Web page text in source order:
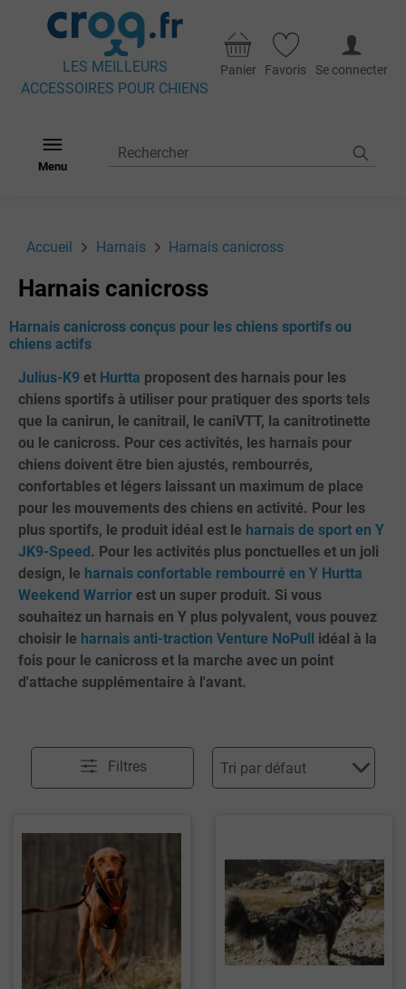
LES MEILLEURS
ACCESSOIRES POUR CHIENS
Panier Favoris Se connecter
Menu
Accueil Harnais Harnais canicross
Harnais canicross
Harnais canicross conçus pour les chiens sportifs ou
chiens actifs
Julius-K9et Hurtta proposent des harnais pour les
chiens sportifs à utiliser pour pratiquer des sports tels
que la canirun, le canitrail, le caniVTT, la canitrotinette
ou le canicross. Pour ces activités, les harnais pour
chiens doivent être bien ajustés, rembourrés,
confortables et légers laissant un maximum de place
pour les mouvements des chiens en activité. Pour les
plus sportifs, le produit idéal est le harnais de sport en Y
JK9-Speed . Pour les activités plus ponctuelles et un joli
design, le harnais confortable rembourré en Y Hurtta
Weekend Warriorest un super produit. Si vous
souhaitez un harnais en Y plus polyvalent, vous pouvez
choisir le harnais anti-traction Venture NoPull
idéal à la
fois pour le canicross et la marche avec un point
d'attache supplémentaire à l'avant.
Filtres